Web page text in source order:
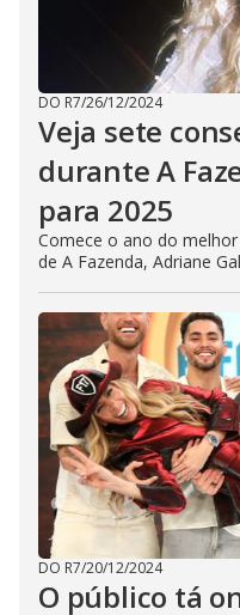
DO R7/26/12/2024
Veja sete
durante A
para 2025
Comece o ano do
de A Fazenda, Adriane
DO R7/20/12/2024
O público tá